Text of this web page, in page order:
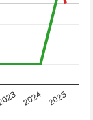
2024 2025